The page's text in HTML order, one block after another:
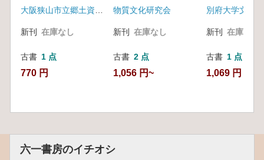
新刊 在庫なし
古書 1 点
770 円
物質文化研究会
新刊 在庫なし
古書 2 点
1,056 円~
新刊 在庫なし
古書 1 点
1,069 円
六一書房のイチオシ